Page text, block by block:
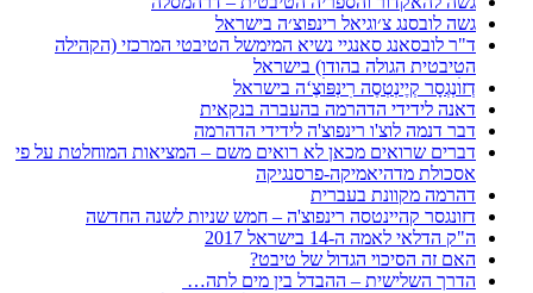
גשה לובסנג צ׳וגיאל רינפוצ׳ה בישראל
ד"ר לובסאנג סאנגיי נשיא המימשל הטיבטי המרכזי (הקהילה
הטיבטית הגולה בהודו) בישראל
דְזוׄנְגְסָר קְיֶינְטְסֶה רׅינְפּוׄצֶ‘ה בישראל
דאנה לידידי הדהרמה בהעברה בנקאית
דבר דנמה לוצ'ו רינפוצ'ה לידידי הדהרמה
דברים שרואים מכאן לא רואים משם – המציאות המוחלטת על פי
אסכולת מדהיאמיקה-פרסנגיקה
דהרמה מקוונת בעברית
דזונגסר קהיינטסה רינפוצ'ה – חמש שניות לשנה החדשה
ה"ק הדלאי לאמה ה-14 בישראל 2017
האם זה הסיכוי הגדול של טיבט?
הדרך השלישית – ההבדל בין מים לתה…